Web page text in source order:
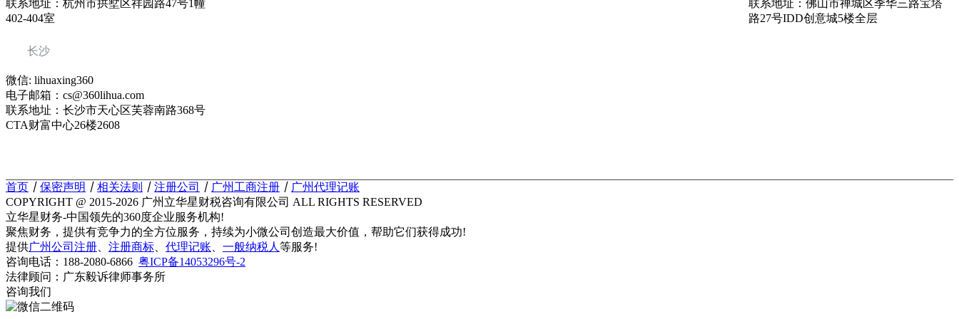
联系地址：佛山市禅城区季华三路宝塔
路27号IDD创意城5楼全层
联系地址：杭州市拱墅区祥园路47号1幢
402-404室
长沙
微信: lihuaxing360
电子邮箱：cs@360lihua.com
联系地址：长沙市天心区芙蓉南路368号
CTA财富中心26楼2608
首页 丨 保密声明 丨 相关法则 丨 注册公司 丨 广州工商注册 丨 广州代理记账
COPYRIGHT @ 2015-2026 广州立华星财税咨询有限公司 ALL RIGHTS RESERVED
立华星财务-中国领先的360度企业服务机构!
聚焦财务，提供有竞争力的全方位服务，持续为小微公司创造最大价值，帮助它们获得成功!
提供广州公司注册 注册商标 代理记账 一般纳税人 等服务!
咨询电话：188-2080-6866 粤ICP备14053296号-2
法律顾问：广东毅诉律师事务所
咨询我们